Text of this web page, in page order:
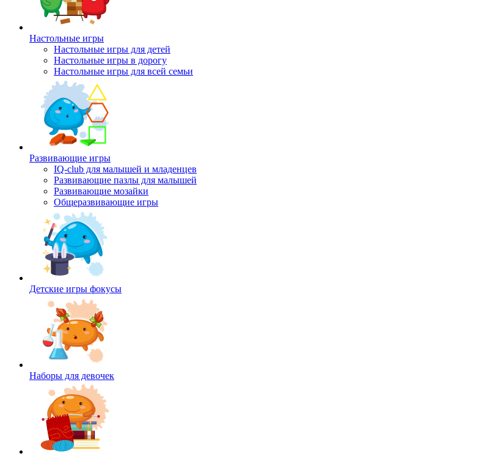
Настольные игры
Настольные игры для детей
Настольные игры в дорогу
Настольные игры для всей семьи
Развивающие игры
IQ-club для малышей и младенцев
Развивающие пазлы для малышей
Развивающие мозайки
Общеразвивающие игры
Детские игры фокусы
Наборы для девочек